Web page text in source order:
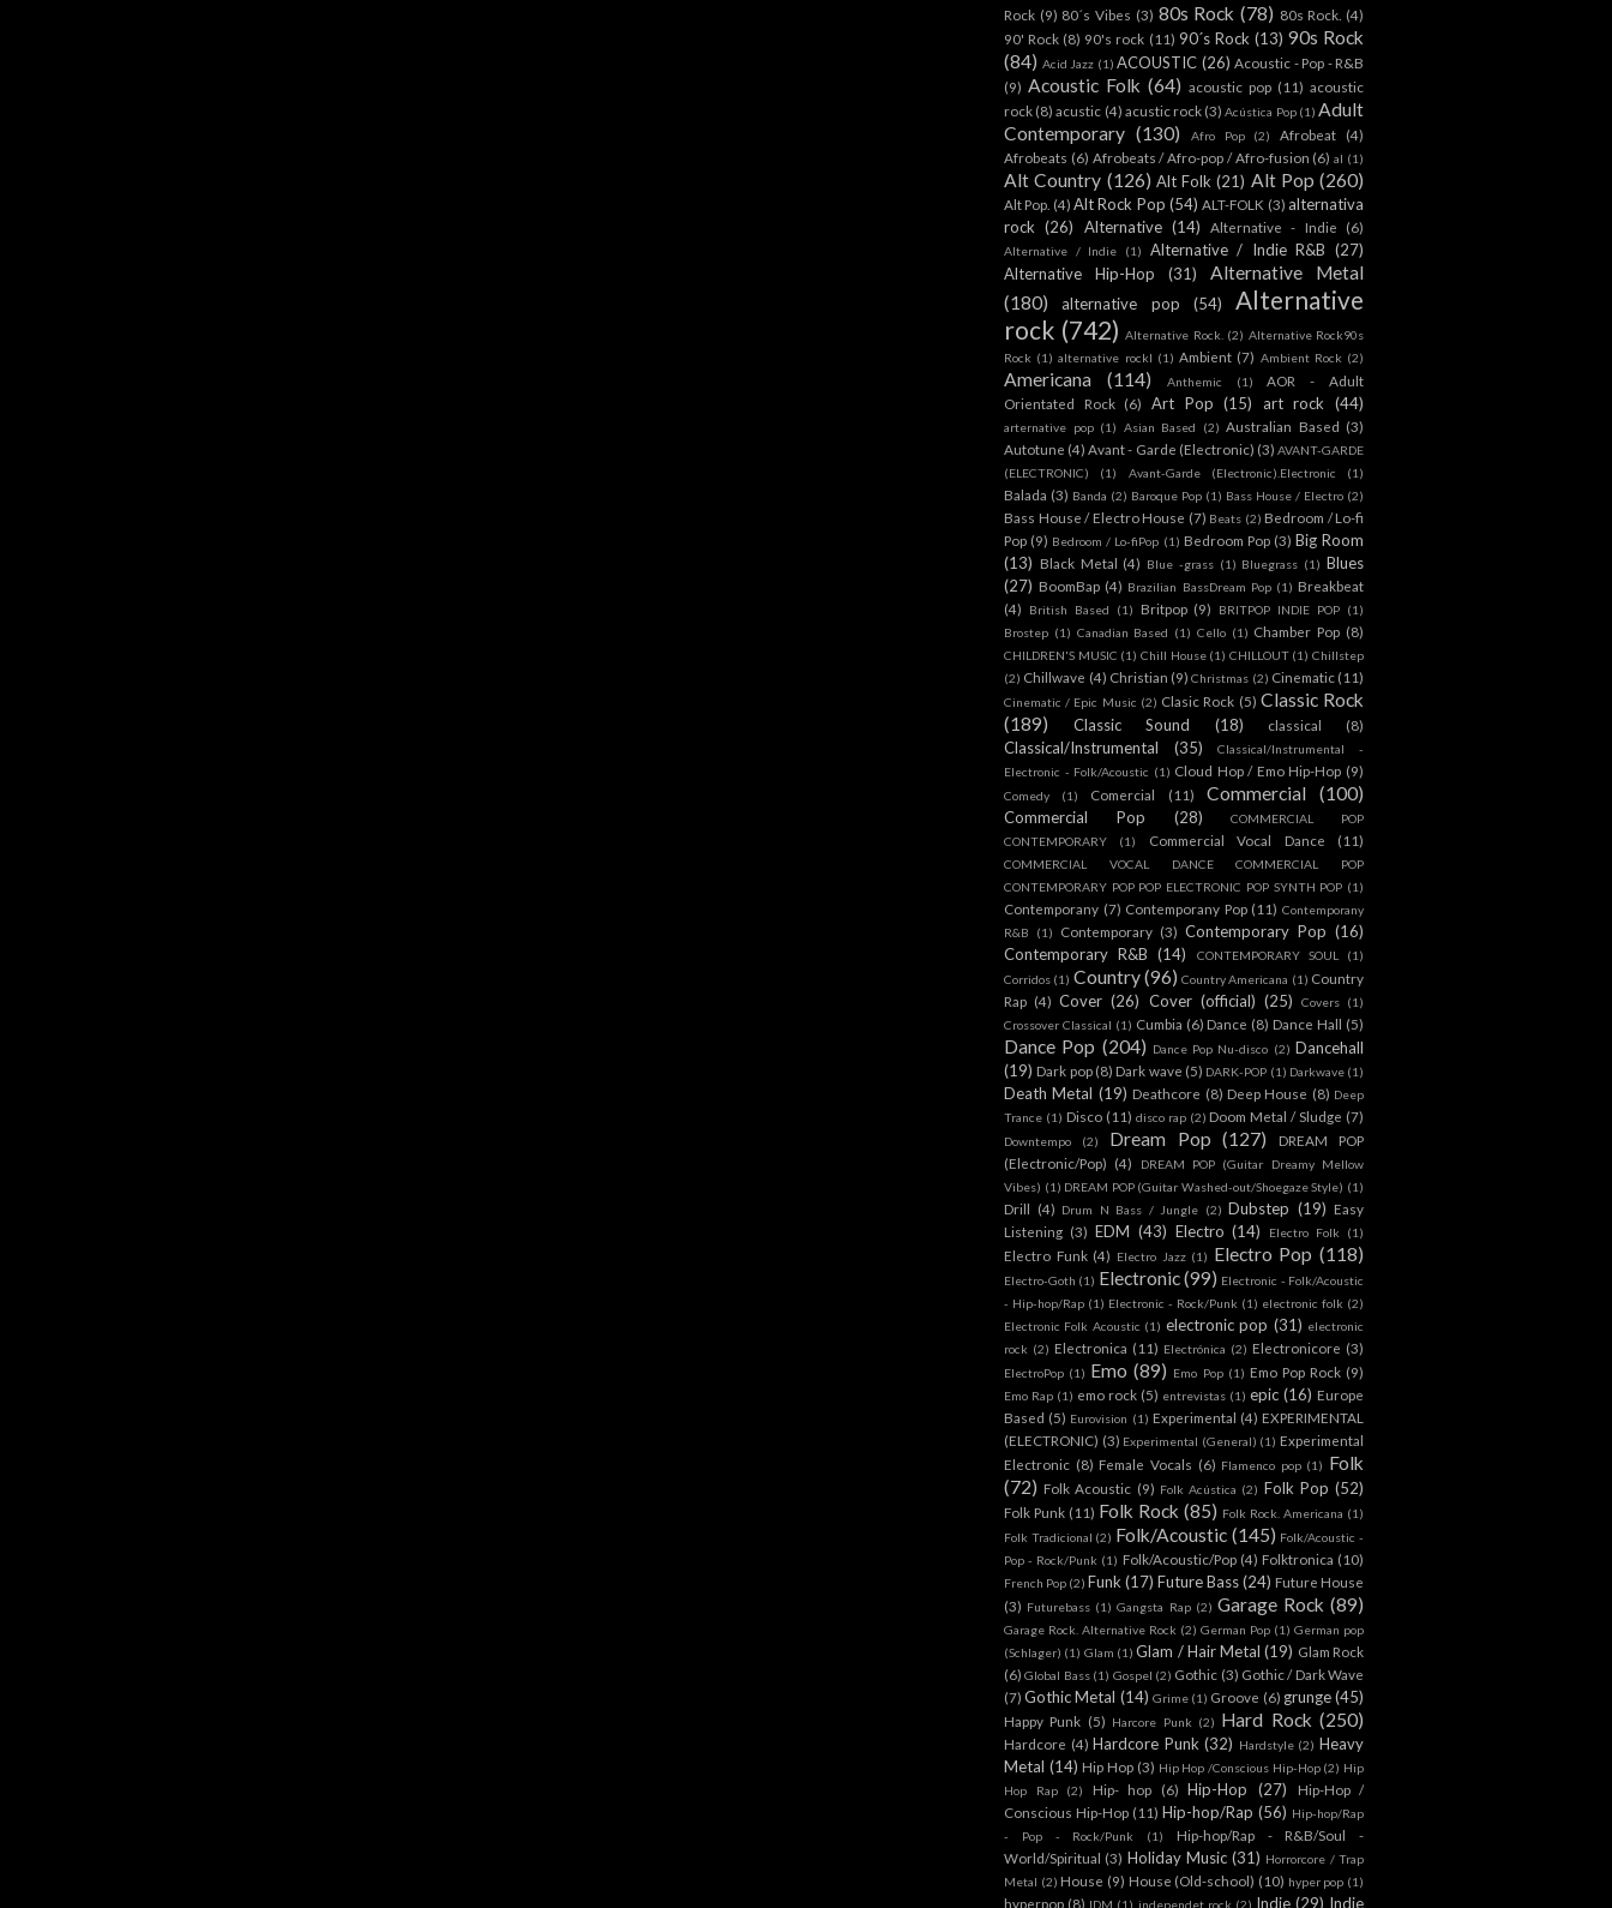
Rock (9) 80´s Vibes (3) 80s Rock (78) 80s Rock. (4)
90' Rock (8) 90's rock (11) 90´s Rock (13) 90s Rock
(84) Acid Jazz (1) ACOUSTIC (26) Acoustic - Pop - R&B
(9) Acoustic Folk (64) acoustic pop (11) acoustic
rock (8) acustic (4) acustic rock (3) Acústica Pop (1) Adult
Contemporary (130) Afro Pop (2) Afrobeat
(4)
Afrobeats (6) Afrobeats / Afro-pop / Afro-fusion (6) al (1)
Alt Country (126) Alt Folk (21) Alt Pop (260)
Alt Pop. (4) Alt Rock Pop (54) ALT-FOLK (3) alternativa
rock (26) Alternative (14) Alternative - Indie (6)
Alternative / Indie (1) Alternative / Indie R&B (27)
Alternative Hip-Hop
(31)
Alternative Metal
(180)
alternative pop (54)
Alternative
rock (742) Alternative Rock. (2) Alternative Rock90s
Rock (1) alternative rockl (1) Ambient (7) Ambient Rock (2)
Americana (114) Anthemic (1)
AOR - Adult
Orientated Rock (6) Art Pop (15) art rock (44)
arternative pop (1) Asian Based (2) Australian Based (3)
Autotune (4) Avant - Garde (Electronic) (3) AVANT-GARDE
(ELECTRONIC)
(1) Avant-Garde (Electronic).Electronic (1)
Balada (3) Banda (2) Baroque Pop (1) Bass House / Electro (2)
Bass House / Electro House (7) Beats (2) Bedroom / Lo-fi
Pop (9) Bedroom / Lo-fiPop (1) Bedroom Pop (3) Big Room
(13) Black Metal (4) Blue -grass (1) Bluegrass (1) Blues
(27) BoomBap (4) Brazilian BassDream Pop (1) Breakbeat
(4)
British Based (1) Britpop (9) BRITPOP INDIE POP (1)
Brostep (1) Canadian Based (1) Cello (1) Chamber Pop (8)
CHILDREN'S MUSIC (1) Chill House (1) CHILLOUT (1) Chillstep
(2) Chillwave (4) Christian (9) Christmas (2) Cinematic (11)
Cinematic / Epic Music (2) Clasic Rock (5) Classic Rock
(189)
Classic Sound (18) classical (8)
Classical/Instrumental (35)
Classical/Instrumental -
Electronic - Folk/Acoustic (1) Cloud Hop / Emo Hip-Hop (9)
Comedy (1) Comercial (11) Commercial (100)
Commercial Pop (28)
COMMERCIAL POP
CONTEMPORARY
(1) Commercial Vocal Dance (11)
COMMERCIAL VOCAL DANCE COMMERCIAL POP
CONTEMPORARY POP POP ELECTRONIC POP SYNTH POP (1)
Contemporany (7) Contemporany Pop (11) Contemporany
R&B
(1) Contemporary (3) Contemporary Pop (16)
Contemporary R&B (14) CONTEMPORARY SOUL
(1)
Corridos (1) Country(96) Country Americana (1) Country
Rap (4) Cover (26) Cover (official) (25) Covers (1)
Crossover Classical (1) Cumbia (6) Dance (8) Dance Hall (5)
Dance Pop (204) Dance Pop Nu-disco (2) Dancehall
(19) Dark pop (8) Dark wave (5) DARK-POP (1) Darkwave (1)
Death Metal (19) Deathcore (8) Deep House (8) Deep
Trance (1) Disco (11) disco rap (2) Doom Metal / Sludge (7)
Downtempo (2) Dream Pop (127)
DREAM POP
(Electronic/Pop) (4)
DREAM POP (Guitar Dreamy Mellow
Vibes) (1) DREAM POP (Guitar Washed-out/Shoegaze Style) (1)
Drill (4) Drum N Bass / Jungle (2) Dubstep (19) Easy
Listening (3) EDM (43) Electro (14) Electro Folk (1)
Electro Funk (4) Electro Jazz (1) Electro Pop (118)
Electro-Goth (1) Electronic(99) Electronic - Folk/Acoustic
- Hip-hop/Rap (1) Electronic - Rock/Punk (1) electronic folk (2)
Electronic Folk Acoustic (1) electronic pop (31) electronic
rock (2) Electronica (11) Electrónica (2) Electronicore (3)
ElectroPop (1) Emo (89) Emo Pop (1) Emo Pop Rock (9)
Emo Rap (1) emo rock (5) entrevistas (1) epic (16) Europe
Based (5) Eurovision (1) Experimental (4) EXPERIMENTAL
(ELECTRONIC) (3) Experimental (General) (1) Experimental
Electronic (8) Female Vocals (6) Flamenco pop (1) Folk
(72) Folk Acoustic (9) Folk Acústica (2) Folk Pop (52)
Folk Punk (11) Folk Rock (85) Folk Rock. Americana (1)
Folk Tradicional (2) Folk/Acoustic (145) Folk/Acoustic -
Pop - Rock/Punk (1) Folk/Acoustic/Pop (4) Folktronica (10)
French Pop (2) Funk (17) Future Bass(24) Future House
(3) Futurebass (1) Gangsta Rap (2) Garage Rock (89)
Garage Rock. Alternative Rock (2) German Pop (1) German pop
(Schlager) (1) Glam (1) Glam / Hair Metal (19) Glam Rock
(6) Global Bass (1) Gospel (2) Gothic (3) Gothic / Dark Wave
(7) Gothic Metal (14) Grime (1) Groove (6) grunge (45)
Happy Punk (5) Harcore Punk (2) Hard Rock (250)
Hardcore (4) Hardcore Punk (32) Hardstyle (2) Heavy
Metal (14) Hip Hop (3) Hip Hop /Conscious Hip-Hop (2) Hip
Hop Rap
(2) Hip- hop (6) Hip-Hop (27)
Hip-Hop /
Conscious Hip-Hop (11) Hip-hop/Rap (56) Hip-hop/Rap
- Pop - Rock/Punk
(1)
Hip-hop/Rap - R&B/Soul -
World/Spiritual (3) Holiday Music (31) Horrorcore / Trap
Metal (2) House (9) House (Old-school) (10) hyper pop (1)
hyperpop (8) IDM (1) independet rock (2) Indie (29) Indie